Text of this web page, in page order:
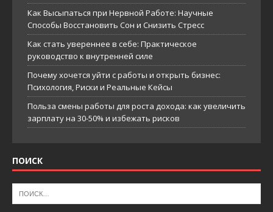
Как Высыпаться при Нервной Работе: Научные
Способы Восстановить Сон и Снизить Стресс
Как стать увереннее в себе: Практическое
руководство к внутренней силе
Почему хочется уйти с работы и открыть бизнес:
Психология, Риски и Реальные Кейсы
Польза смены работы для роста дохода: как увеличить
зарплату на 30-50% и избежать рисков
ПОИСК